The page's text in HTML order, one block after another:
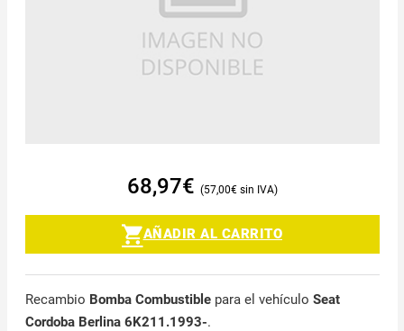
68,97€ 57,00€
AÑADIR AL CARRITO
Recambio Bomba Combustiblepara el vehículo Seat
Cordoba Berlina 6K211.1993-.